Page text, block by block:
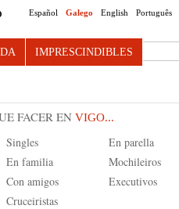
Español Galego English Português
Search this site
IMPRESCINDIBLES
FACER EN VIGO...
Singles
En parella
En familia
Mochileiros
Con amigos
Executivos
Cruceiristas